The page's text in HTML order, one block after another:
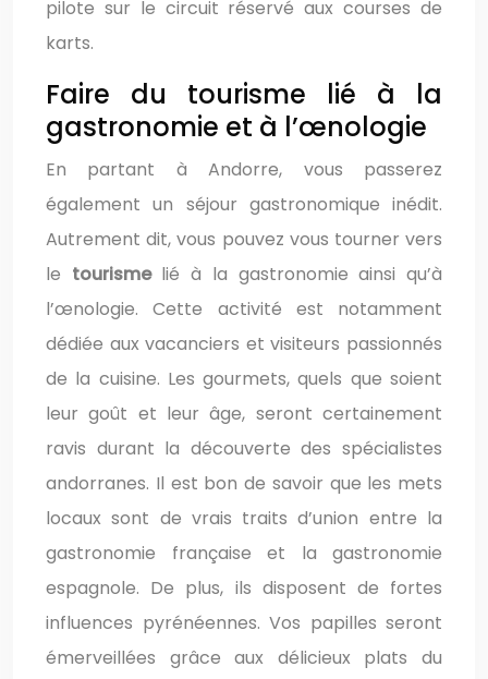
pilote sur le circuit réservé aux courses de
karts.
Faire du tourisme lié à la
gastronomie et à l’œnologie
En partant à Andorre, vous passerez
également un séjour gastronomique inédit.
Autrement dit, vous pouvez vous tourner vers
le tourismelié à la gastronomie ainsi qu’à
l’œnologie. Cette activité est notamment
dédiée aux vacanciers et visiteurs passionnés
de la cuisine. Les gourmets, quels que soient
leur goût et leur âge, seront certainement
ravis durant la découverte des spécialistes
andorranes. Il est bon de savoir que les mets
locaux sont de vrais traits d’union entre la
gastronomie française et la gastronomie
espagnole. De plus, ils disposent de fortes
influences pyrénéennes. Vos papilles seront
émerveillées grâce aux délicieux plats du